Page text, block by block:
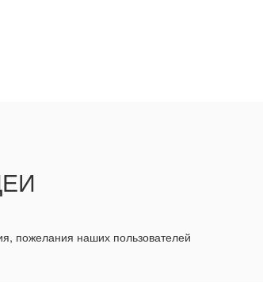
пожелания наших пользователей